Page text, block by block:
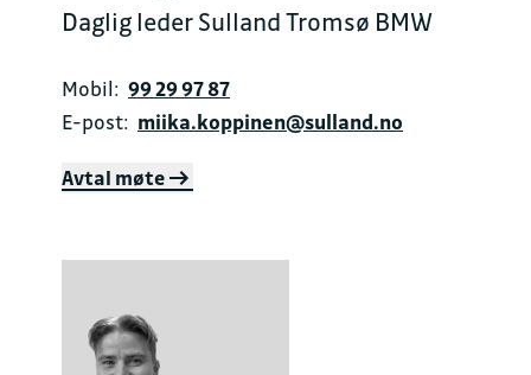
Daglig leder Sulland Tromsø BMW
Mobil: 99 29 97 87
E-post: miika.koppinen@sulland.no
Avtal møte